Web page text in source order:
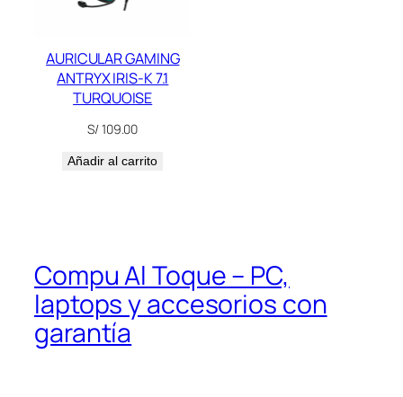
AURICULAR GAMING
ANTRYX IRIS-K 7.1
TURQUOISE
S/109.00
Añadir al carrito
Compu Al Toque – PC,
laptops y accesorios con
garantía